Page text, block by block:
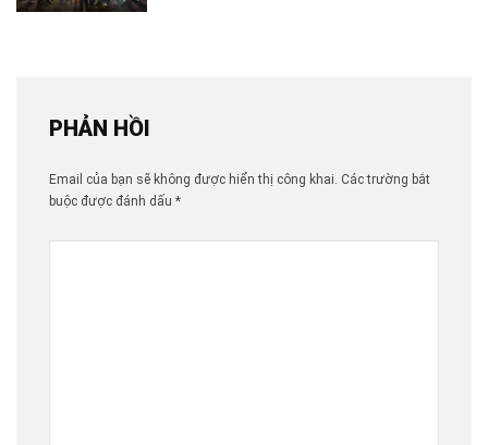
PHẢN HỒI
Email của bạn sẽ không được hiển thị công khai. Các trường bắt
buộc được đánh dấu *